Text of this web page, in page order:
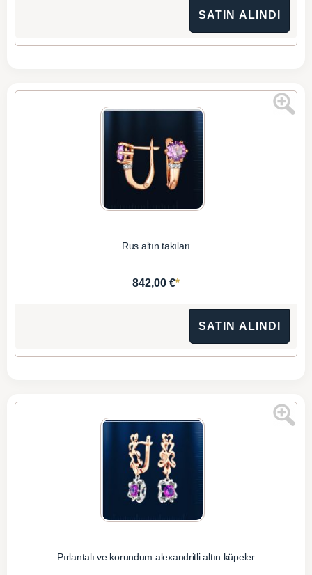
SATIN ALINDI
Rus altın takıları
842,00 €*
SATIN ALINDI
Pırlantalı ve korundum alexandritli altın küpeler